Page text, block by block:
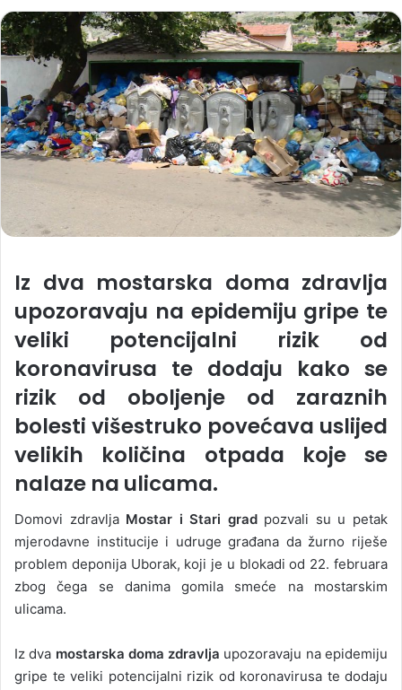
Iz dva mostarska doma zdravlja
upozoravaju na epidemiju gripe te
veliki potencijalni rizik od
koronavirusa te dodaju kako se
rizik od oboljenje od zaraznih
bolesti višestruko povećava uslijed
velikih količina otpada koje se
nalaze na ulicama.
Domovi zdravlja Mostar i Stari gradpozvali su u petak
mjerodavne institucije i udruge građana da žurno riješe
problem deponija Uborak, koji je u blokadi od 22. februara
zbog čega se danima gomila smeće na mostarskim
ulicama.
Iz dva mostarska doma zdravlja upozoravaju na epidemiju
gripe te veliki potencijalni rizik od koronavirusa te dodaju